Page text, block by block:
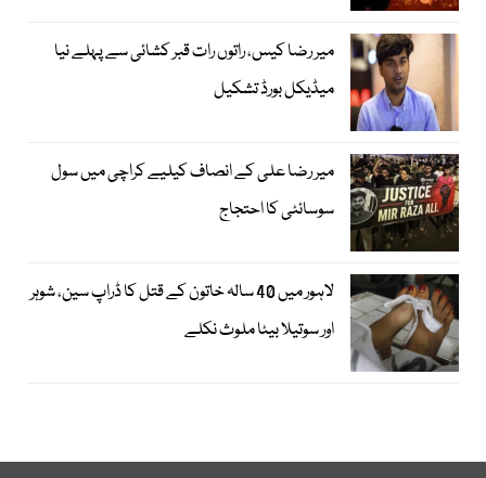
میر رضا کیس، راتوں رات قبر کشائی سے پہلے نیا
میڈیکل بورڈ تشکیل
میر رضا علی کے انصاف کیلیے کراچی میں سول
سوسائٹی کا احتجاج
لاہور میں 40 سالہ خاتون کے قتل کا ڈراپ سین، شوہر
اور سوتیلا بیٹا ملوث نکلے